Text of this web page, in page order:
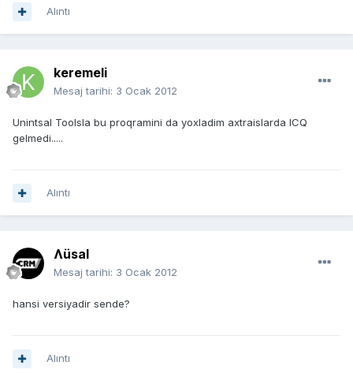
Alıntı
keremeli
Mesaj tarihi: 3 Ocak 2012
Unintsal Toolsla bu proqramini da yoxladim axtraislarda ICQ
gelmedi.....
Alıntı
Ʌüsal
Mesaj tarihi: 3 Ocak 2012
hansi versiyadir sende?
Alıntı